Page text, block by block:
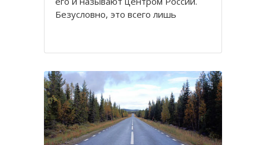
Безусловно, это всего лишь
Площадей в Новосибирске
значительных в городе относятся